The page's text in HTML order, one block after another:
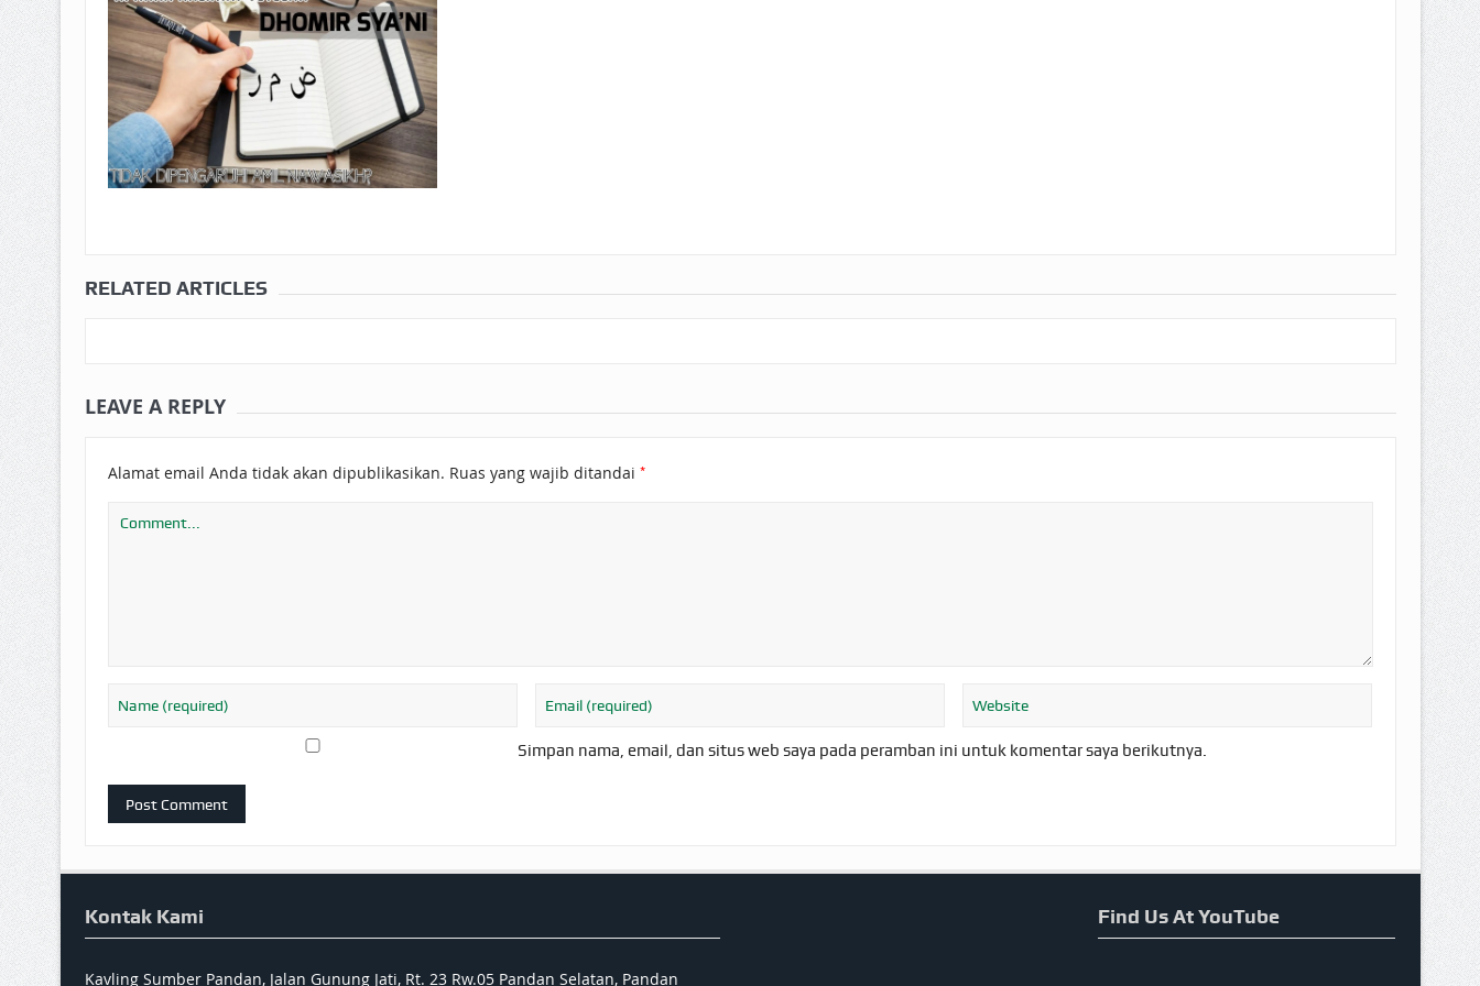
RELATED ARTICLES
LEAVE A REPLY
Alamat email Anda tidak akan dipublikasikan. Ruas yang wajib ditandai *
Simpan nama, email, dan situs web saya pada peramban ini untuk komentar saya berikutnya.
Kontak Kami
Kavling Sumber Pandan, Jalan Gunung Jati, Rt. 23 Rw.05 Pandan Selatan, Pandan
Find Us At YouTube